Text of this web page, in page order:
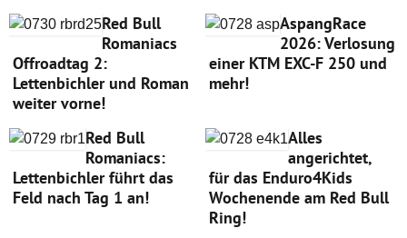
Red Bull
Romaniacs
Offroadtag 2:
Lettenbichler und Roman
weiter vorne!
AspangRace
2026: Verlosung
einer KTM EXC-F 250 und
mehr!
Red Bull
Romaniacs:
Lettenbichler führt das
Feld nach Tag 1 an!
Alles
angerichtet,
für das Enduro4Kids
Wochenende am Red Bull
Ring!